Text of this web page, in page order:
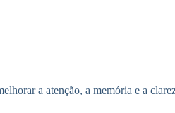
a atenção, a memória e a